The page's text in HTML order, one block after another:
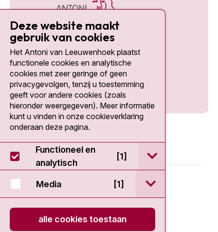
Social media
© 2026 - Antoni van Leeuwenhoek
Disclaimer
Deze website maakt
gebruik van cookies
Het Antoni van Leeuwenhoek plaatst
functionele cookies en analytische
cookies met zeer geringe of geen
privacygevolgen, tenzij u toestemming
geeft voor andere cookies (zoals
hieronder weergegeven). Meer informatie
kunt u vinden in onze cookieverklaring
onderaan deze pagina.
Functioneel en
analytisch
[1] open / sluit
Media [1] open / sluit
alle cookies toestaan